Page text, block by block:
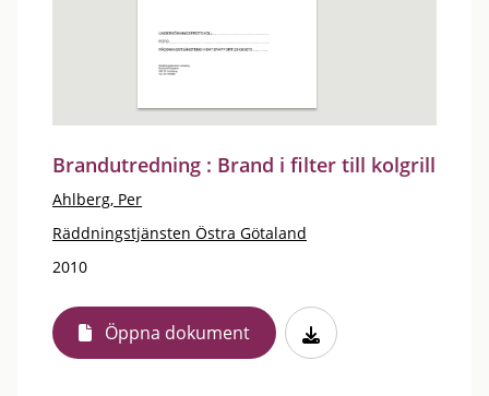
Brandutredning : Brand i filter till kolgrill
Ahlberg, Per
Räddningstjänsten Östra Götaland
2010
Öppna dokument